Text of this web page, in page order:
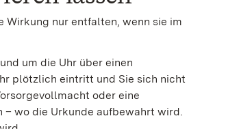
Wirkung nur entfalten, wenn sie im
um die Uhr über einen
plötzlich eintritt und Sie sich nicht
oder eine
– wo die Urkunde aufbewahrt wird.